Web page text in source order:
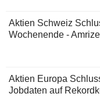
Aktien Schweiz
Wochenende -
Aktien Europa
Jobdaten auf